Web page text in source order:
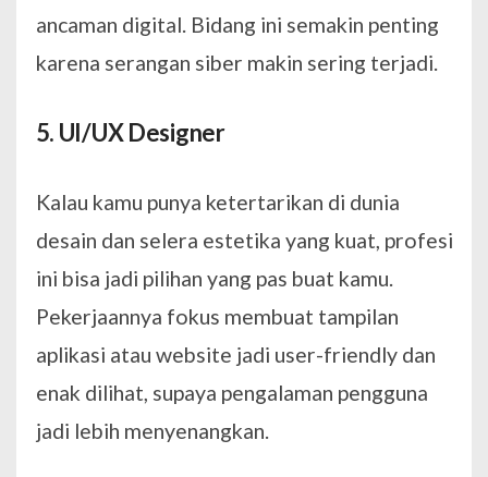
ancaman digital. Bidang ini semakin penting
karena serangan siber makin sering terjadi.
5. UI/UX Designer
Kalau kamu punya ketertarikan di dunia
desain dan selera estetika yang kuat, profesi
ini bisa jadi pilihan yang pas buat kamu.
Pekerjaannya fokus membuat tampilan
aplikasi atau website jadi user-friendly dan
enak dilihat, supaya pengalaman pengguna
jadi lebih menyenangkan.